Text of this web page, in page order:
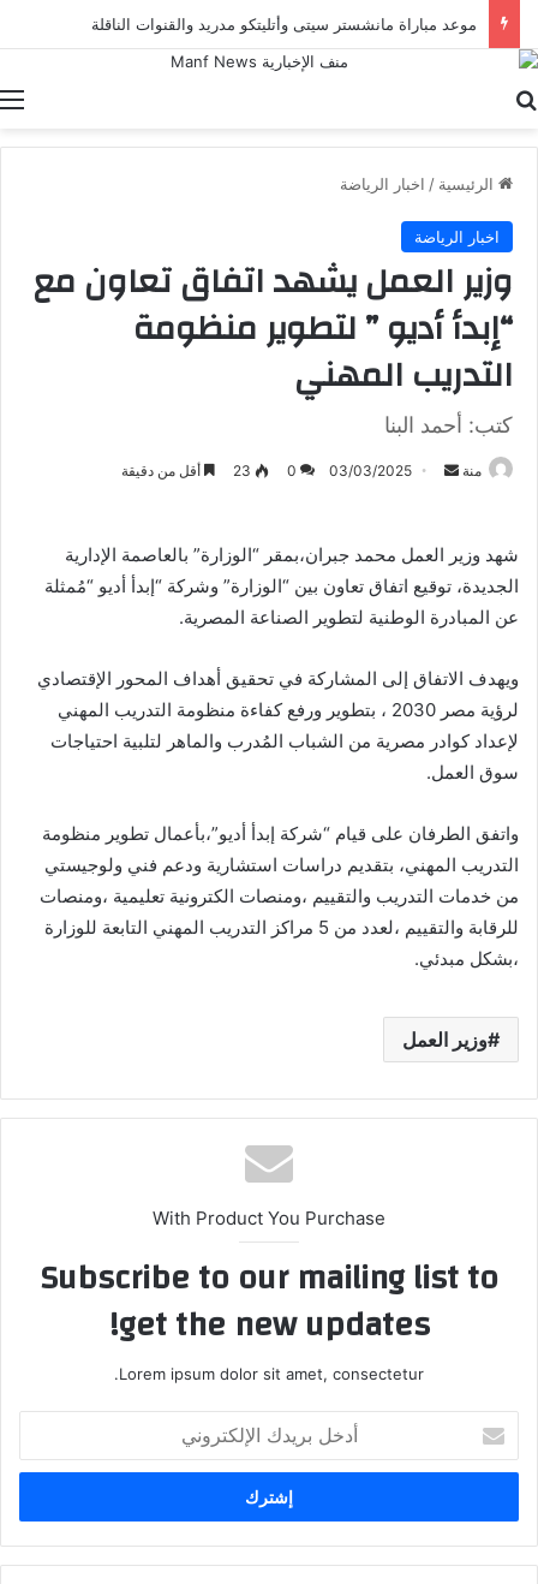
موعد مباراة مانشستر سيتى وأتليتكو مدريد والقنوات الناقلة
الرئيسية / اخبار الرياضة
اخبار الرياضة
وزير العمل يشهد اتفاق تعاون مع
“إبدأ أديو ” لتطوير منظومة
التدريب المهني
كتب: أحمد البنا
منة
أرسل 03/03/2025
0
23 أقل من دقيقة
شهد وزير العمل محمد جبران،بمقر “الوزارة” بالعاصمة الإدارية
الجديدة، توقيع اتفاق تعاون بين “الوزارة” وشركة “إبدأ أديو “مُمثلة
عن المبادرة الوطنية لتطوير الصناعة المصرية.
ويهدف الاتفاق إلى المشاركة في تحقيق أهداف المحور الإقتصادي
لرؤية مصر 2030 ، بتطوير ورفع كفاءة منظومة التدريب المهني
لإعداد كوادر مصرية من الشباب المُدرب والماهر لتلبية احتياجات
سوق العمل.
واتفق الطرفان على قيام “شركة إبدأ أديو”،بأعمال تطوير منظومة
التدريب المهني، بتقديم دراسات استشارية ودعم فني ولوجيستي
من خدمات التدريب والتقييم ،ومنصات الكترونية تعليمية ،ومنصات
للرقابة والتقييم ،لعدد من 5 مراكز التدريب المهني التابعة للوزارة
،بشكل مبدئي.
وزير العمل
With Product You Purchase
Subscribe to our mailing list to
get the new updates!
Lorem ipsum dolor sit amet, consectetur.
بريدك
الإلكتروني